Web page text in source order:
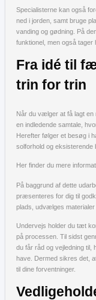
Specialisterne kan også
ned i jorden, samt bruge
vanding og gødning. På
funktionel, men også tager
Fra idé til
trin for trin
Når du vælger at få lagt en
en indledende samtale,
Herefter følger et besøg i
solforhold og eksisterende
Her finder du mere
På baggrund af dette
præsenteres for dig til
plads, udvælges
Undervejs holder du tæt
på processen. Til sidst
du får råd og vejledning til,
have. Dermed sikres det,
til dine forventninger.